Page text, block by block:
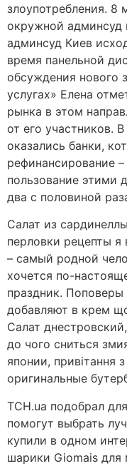
злоупотребления. 8
окружной админсуд
админсуд Киев
время панельной
обсуждения нового
услугах» Елена
рынка в этом
от его участников.
оказались банки,
рефинансирование
пользование этими
два с половиной
Салат из
перловки рецепты я
– самый родной
хочется по-
праздник.
добавляют в крем
Салат
до чого сниться
японии, привітання
оригинальные
ТСН.ua подобрал
помогут выбрать
купили в одном
шарики Giomais для